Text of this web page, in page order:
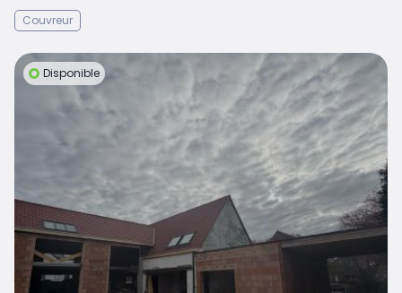
Couvreur
Disponible